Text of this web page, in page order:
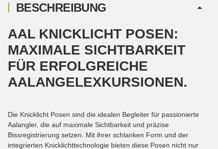
BESCHREIBUNG
AAL KNICKLICHT POSEN:
MAXIMALE SICHTBARKEIT
FÜR ERFOLGREICHE
AALANGELEXKURSIONEN.
Die Knicklicht Posen sind die idealen Begleiter für passionierte
Aalangler, die auf maximale Sichtbarkeit und präzise
Bissregistrierung setzen. Mit ihrer schlanken Form und der
integrierten Knicklichttechnologie bieten diese Posen nicht nur